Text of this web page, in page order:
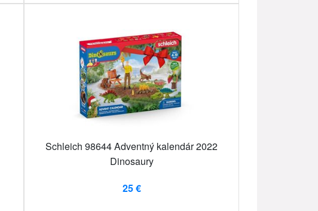
Schleich 98644 Adventný kalendár 2022
Dinosaury
25 €